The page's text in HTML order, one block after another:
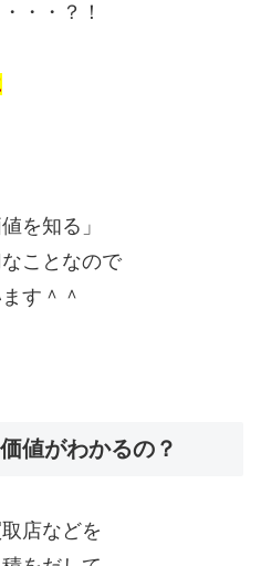
・・？！
を知る」
ことなので
す＾＾
値がわかるの？
店などを